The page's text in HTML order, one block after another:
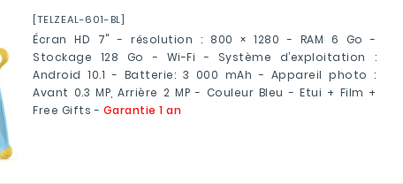
[TELZEAL-601-BL]
Écran HD 7" - résolution : 800 × 1280 - RAM 6 Go -
Stockage 128 Go - Wi-Fi - Système d’exploitation :
Android 10.1 - Batterie: 3 000 mAh - Appareil photo :
Avant 0.3 MP, Arrière 2 MP - Couleur Bleu - Etui + Film +
Free Gifts - Garantie 1 an